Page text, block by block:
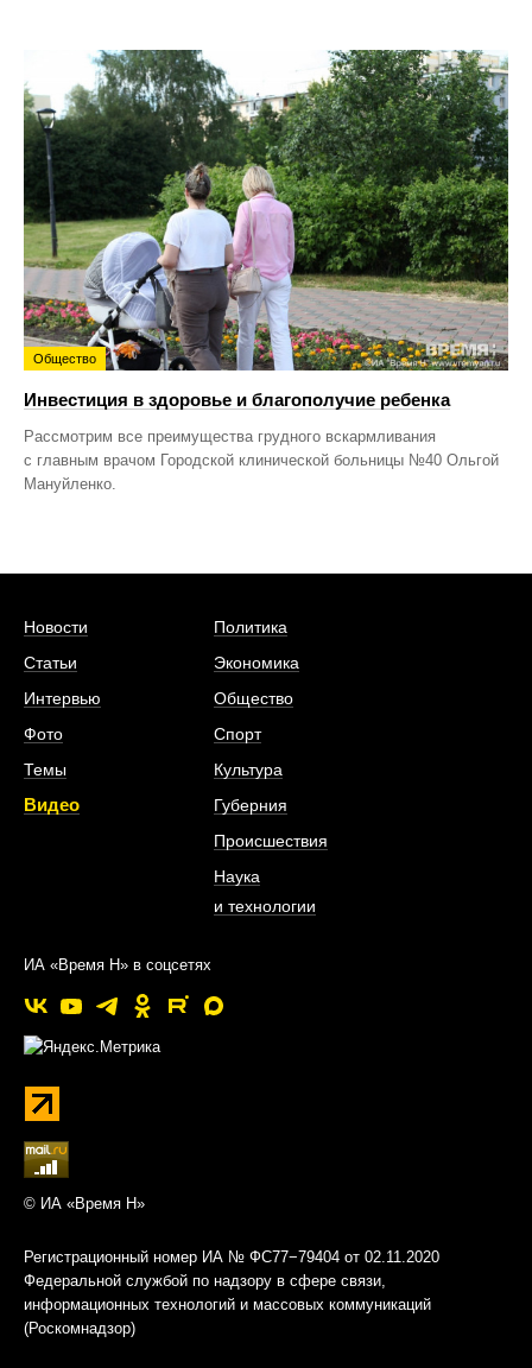
Общество
Инвестиция в здоровье и благополучие ребенка
Рассмотрим все преимущества грудного вскармливания
с главным врачом Городской клинической больницы №40 Ольгой
Мануйленко.
Новости
Статьи
Интервью
Фото
Темы
Видео
Политика
Экономика
Общество
Спорт
Культура
Губерния
Происшествия
Наука
и технологии
ИА «Время Н» в соцсетях
© ИА «Время Н»
Регистрационный номер ИА № ФС77−79404 от 02.11.2020
Федеральной службой по надзору в сфере связи,
информационных технологий и массовых коммуникаций
(Роскомнадзор)